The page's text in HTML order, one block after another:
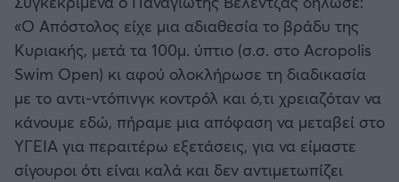
«Ο Απόστολος είχε μια αδιαθεσία το βράδυ της
Κυριακής, μετά τα 100μ. ύπτιο (σ.σ. στο Acropolis
Swim Open) κι αφού ολοκλήρωσε τη διαδικασία
με το αντι-ντόπινγκ κοντρόλ και ό,τι χρειαζόταν να
κάνουμε εδώ, πήραμε μια απόφαση να μεταβεί στο
ΥΓΕΙΑ για περαιτέρω εξετάσεις, για να είμαστε
σίγουροι ότι είναι καλά και δεν αντιμετωπίζει